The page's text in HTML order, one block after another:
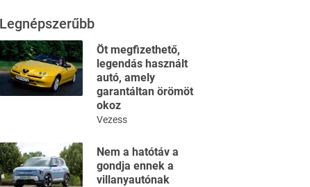
Legnépszerűbb
Öt megfizethető,
legendás használt
autó, amely
garantáltan örömöt
okoz
Vezess
Nem a hatótáv a
gondja ennek a
villanyautónak